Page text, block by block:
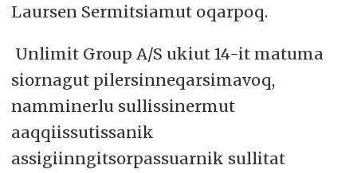
Laursen Sermitsiamut oqarpoq.
Unlimit Group A/S ukiut 14-it matuma
siornagut pilersinneqarsimavoq,
namminerlu sullissinermut
aaqqiissutissanik
assigiinngitsorpassuarnik sullitat